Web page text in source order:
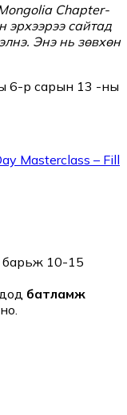
Chapter-
эрхээрээ сайтад
Энэ нь зөвхөн
6-р сарын 13 -ны
Masterclass – Fill
барьж 10-15
батламж